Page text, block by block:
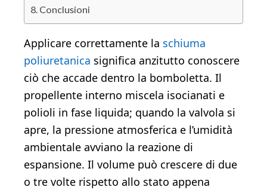
Conclusioni
Applicare correttamente la schiuma
poliuretanica significa anzitutto conoscere
ciò che accade dentro la bomboletta. Il
propellente interno miscela isocianati e
polioli in fase liquida; quando la valvola si
apre, la pressione atmosferica e l’umidità
ambientale avviano la reazione di
espansione. Il volume può crescere di due
o tre volte rispetto allo stato appena